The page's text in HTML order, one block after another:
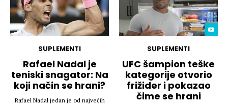
SUPLEMENTI
Rafael Nadal je
teniski snagator: Na
koji način se hrani?
Rafael Nadal jedan je od najvećih
SUPLEMENTI
UFC šampion teške
kategorije otvorio
frižider i pokazao
čime se hrani